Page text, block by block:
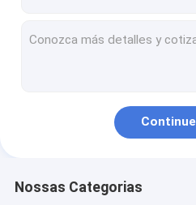
Continue
Nossas Categorias